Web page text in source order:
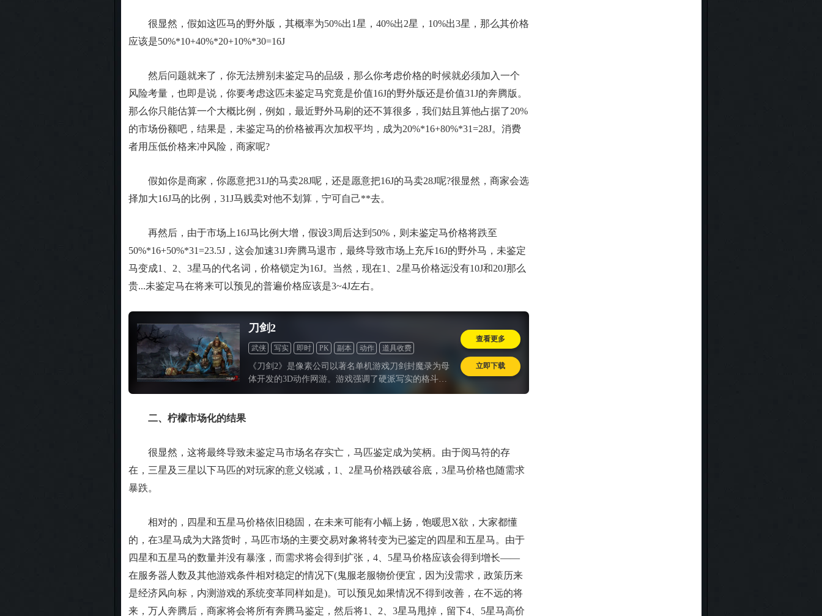
很显然，假如这匹马的野外版，其概率为50%出1星，40%出2星，10%出3星，那么其价格
应该是50%*10+40%*20+10%*30=16J
然后问题就来了，你无法辨别未鉴定马的品级，那么你考虑价格的时候就必须加入一个
风险考量，也即是说，你要考虑这匹未鉴定马究竟是价值16J的野外版还是价值31J的奔腾版。
那么你只能估算一个大概比例，例如，最近野外马刷的还不算很多，我们姑且算他占据了20%
的市场份额吧，结果是，未鉴定马的价格被再次加权平均，成为20%*16+80%*31=28J。消费
者用压低价格来冲风险，商家呢?
假如你是商家，你愿意把31J的马卖28J呢，还是愿意把16J的马卖28J呢?很显然，商家会选
择加大16J马的比例，31J马贱卖对他不划算，宁可自己**去。
再然后，由于市场上16J马比例大增，假设3周后达到50%，则未鉴定马价格将跌至
50%*16+50%*31=23.5J，这会加速31J奔腾马退市，最终导致市场上充斥16J的野外马，未鉴定
马变成1、2、3星马的代名词，价格锁定为16J。当然，现在1、2星马价格远没有10J和20J那么
贵...未鉴定马在将来可以预见的普遍价格应该是3~4J左右。
刀剑2
武侠 写实 即时 PK 副本 动作 道具收费
《刀剑2》是像素公司以著名单机游戏刀剑封魔录为母
体开发的3D动作网游。游戏强调了硬派写实的格斗游
戏风格，还原了一个充满粗狂豪情的真实江湖。本次
查看更多
立即下载
二、柠檬市场化的结果
很显然，这将最终导致未鉴定马市场名存实亡，马匹鉴定成为笑柄。由于阅马符的存
在，三星及三星以下马匹的对玩家的意义锐减，1、2星马价格跌破谷底，3星马价格也随需求
暴跌。
相对的，四星和五星马价格依旧稳固，在未来可能有小幅上扬，饱暖思X欲，大家都懂
的，在3星马成为大路货时，马匹市场的主要交易对象将转变为已鉴定的四星和五星马。由于
四星和五星马的数量并没有暴涨，而需求将会得到扩张，4、5星马价格应该会得到增长——
在服务器人数及其他游戏条件相对稳定的情况下(鬼服老服物价便宜，因为没需求，政策历来
是经济风向标，内测游戏的系统变革同样如是)。可以预见如果情况不得到改善，在不远的将
来，万人奔腾后，商家将会将所有奔腾马鉴定，然后将1、2、3星马甩掉，留下4、5星马高价